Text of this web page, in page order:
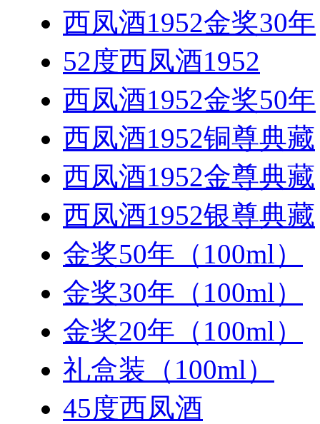
西凤酒1952金奖30年
52度西凤酒1952
西凤酒1952金奖50年
西凤酒1952铜尊典藏
西凤酒1952金尊典藏
西凤酒1952银尊典藏
金奖50年（100ml）
金奖30年（100ml）
金奖20年（100ml）
礼盒装（100ml）
45度西凤酒